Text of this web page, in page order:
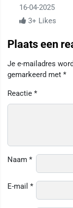
16-04-2025
3+ Likes
Plaats een
Je e-mailadres
gemarkeerd met *
Reactie *
Naam *
E-mail *